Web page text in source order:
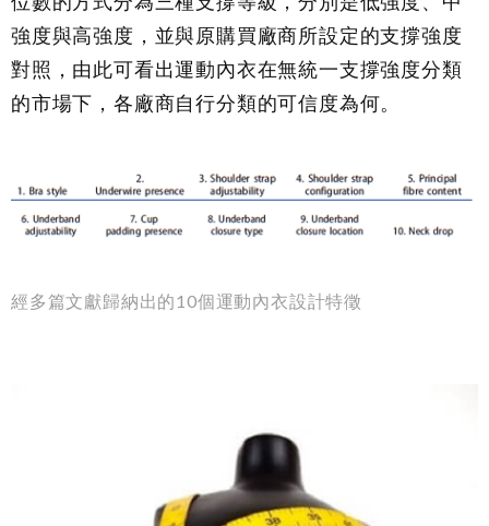
強度與高強度，並與原購買廠商所設定的支撐強度
對照，由此可看出運動內衣在無統一支撐強度分類
的市場下，各廠商自行分類的可信度為何。
經多篇文獻歸納出的10個運動內衣設計特徵